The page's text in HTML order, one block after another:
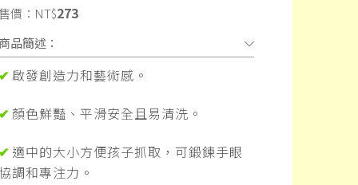
價： NT$273
品簡述：
啟發創造力和藝術感。
顏色鮮豔、平滑安全且易清洗。
適中的大小方便孩子抓取，可鍛鍊手眼
調和專注力。